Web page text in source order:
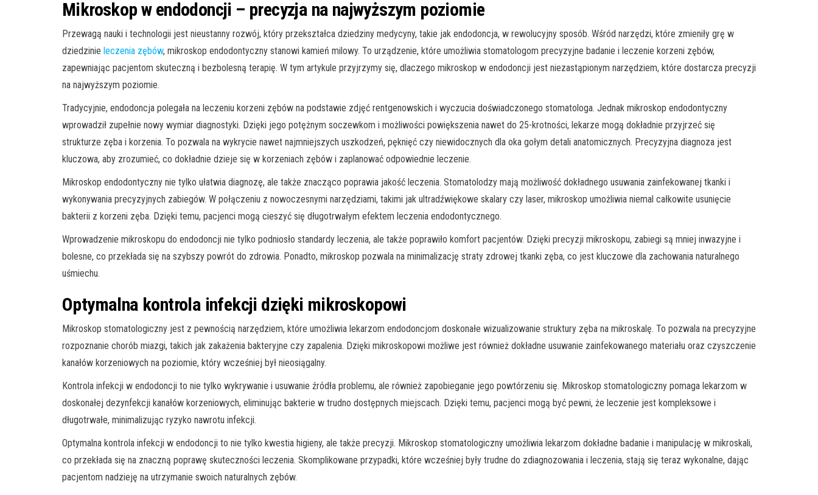
Mikroskop w endodoncji – precyzja na najwyższym poziomie
Przewagą nauki i technologii jest nieustanny rozwój, który przekształca dziedziny medycyny, takie jak endodoncja, w rewolucyjny sposób. Wśród narzędzi, które zmieniły grę w
dziedzinie leczenia zębów, mikroskop endodontyczny stanowi kamień milowy. To urządzenie, które umożliwia stomatologom precyzyjne badanie i leczenie korzeni zębów,
zapewniając pacjentom skuteczną i bezbolesną terapię. W tym artykule przyjrzymy się, dlaczego mikroskop w endodoncji jest niezastąpionym narzędziem, które dostarcza precyzji
na najwyższym poziomie.
Tradycyjnie, endodoncja polegała na leczeniu korzeni zębów na podstawie zdjęć rentgenowskich i wyczucia doświadczonego stomatologa. Jednak mikroskop endodontyczny
wprowadził zupełnie nowy wymiar diagnostyki. Dzięki jego potężnym soczewkom i możliwości powiększenia nawet do 25-krotności, lekarze mogą dokładnie przyjrzeć się
strukturze zęba i korzenia. To pozwala na wykrycie nawet najmniejszych uszkodzeń, pęknięć czy niewidocznych dla oka gołym detali anatomicznych. Precyzyjna diagnoza jest
kluczowa, aby zrozumieć, co dokładnie dzieje się w korzeniach zębów i zaplanować odpowiednie leczenie.
Mikroskop endodontyczny nie tylko ułatwia diagnozę, ale także znacząco poprawia jakość leczenia. Stomatolodzy mają możliwość dokładnego usuwania zainfekowanej tkanki i
wykonywania precyzyjnych zabiegów. W połączeniu z nowoczesnymi narzędziami, takimi jak ultradźwiękowe skalary czy laser, mikroskop umożliwia niemal całkowite usunięcie
bakterii z korzeni zęba. Dzięki temu, pacjenci mogą cieszyć się długotrwałym efektem leczenia endodontycznego.
Wprowadzenie mikroskopu do endodoncji nie tylko podniosło standardy leczenia, ale także poprawiło komfort pacjentów. Dzięki precyzji mikroskopu, zabiegi są mniej inwazyjne i
bolesne, co przekłada się na szybszy powrót do zdrowia. Ponadto, mikroskop pozwala na minimalizację straty zdrowej tkanki zęba, co jest kluczowe dla zachowania naturalnego
uśmiechu.
Optymalna kontrola infekcji dzięki mikroskopowi
Mikroskop stomatologiczny jest z pewnością narzędziem, które umożliwia lekarzom endodoncjom doskonałe wizualizowanie struktury zęba na mikroskalę. To pozwala na precyzyjne
rozpoznanie chorób miazgi, takich jak zakażenia bakteryjne czy zapalenia. Dzięki mikroskopowi możliwe jest również dokładne usuwanie zainfekowanego materiału oraz czyszczenie
kanałów korzeniowych na poziomie, który wcześniej był nieosiągalny.
Kontrola infekcji w endodoncji to nie tylko wykrywanie i usuwanie źródła problemu, ale również zapobieganie jego powtórzeniu się. Mikroskop stomatologiczny pomaga lekarzom w
doskonałej dezynfekcji kanałów korzeniowych, eliminując bakterie w trudno dostępnych miejscach. Dzięki temu, pacjenci mogą być pewni, że leczenie jest kompleksowe i
długotrwałe, minimalizując ryzyko nawrotu infekcji.
Optymalna kontrola infekcji w endodoncji to nie tylko kwestia higieny, ale także precyzji. Mikroskop stomatologiczny umożliwia lekarzom dokładne badanie i manipulację w mikroskali,
co przekłada się na znaczną poprawę skuteczności leczenia. Skomplikowane przypadki, które wcześniej były trudne do zdiagnozowania i leczenia, stają się teraz wykonalne, dając
pacjentom nadzieję na utrzymanie swoich naturalnych zębów.